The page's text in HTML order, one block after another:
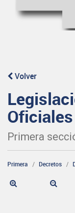
Volver
Oficiales
Primera
Primera Decretos